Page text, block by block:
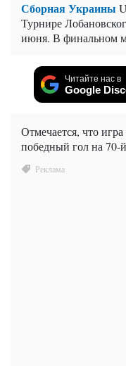
Сборная Украины
Турнире
июня. В финальном
Читайте нас в
Google
Отмечается, что
победный гол на